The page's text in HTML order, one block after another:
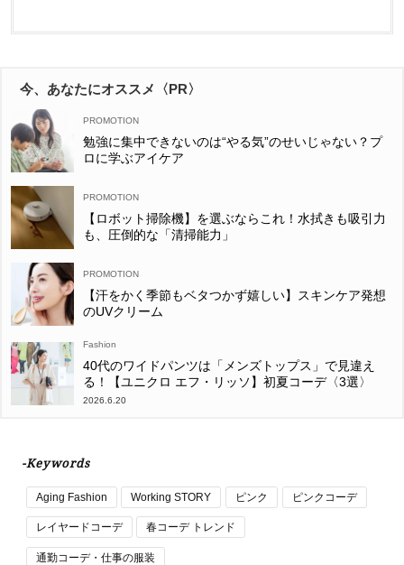
今、あなたにオススメ〈PR〉
勉強に集中できないのは“やる気”のせいじゃない？プ
ロに学ぶアイケア
【ロボット掃除機】を選ぶならこれ！水拭きも吸引力
も、圧倒的な「清掃能力」
【汗をかく季節もベタつかず嬉しい】スキンケア発想
のUVクリーム
Fashion
40代のワイドパンツは「メンズトップス」で見違え
る！【ユニクロ エフ・リッソ】初夏コーデ〈3選〉
2026.6.20
-Keywords
Aging Fashion Working STORY ピンク ピンクコーデ
レイヤードコーデ 春コーデ トレンド
通勤コーデ・仕事の服装